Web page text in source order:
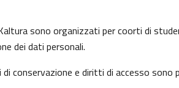
sono organizzati per coorti di
dei dati personali.
conservazione e diritti di accesso